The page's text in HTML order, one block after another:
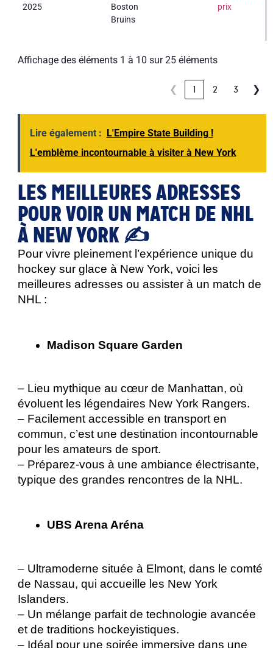
2025
Boston
Bruins
prix
Affichage des éléments 1 à 10 sur 25 éléments
❮ 1 2 3 ❯
Lire également :
L'Empire State Building !
L'emblème incontournable à visiter à New York
LES MEILLEURES ADRESSES
POUR VOIR UN MATCH DE NHL
À NEW YORK ✍️
Pour vivre pleinement l’expérience unique du
hockey sur glace à New York, voici les
meilleures adresses ou assister à un match de
NHL :
Madison Square Garden
– Lieu mythique au cœur de Manhattan, où
évoluent les légendaires New York Rangers.
– Facilement accessible en transport en
commun, c’est une destination incontournable
pour les amateurs de sport.
– Préparez-vous à une ambiance électrisante,
typique des grandes rencontres de la NHL.
UBS Arena Aréna
– Ultramoderne située à Elmont, dans le comté
de Nassau, qui accueille les New York
Islanders.
– Un mélange parfait de technologie avancée
et de traditions hockeyistiques.
– Idéal pour une soirée immersive dans une